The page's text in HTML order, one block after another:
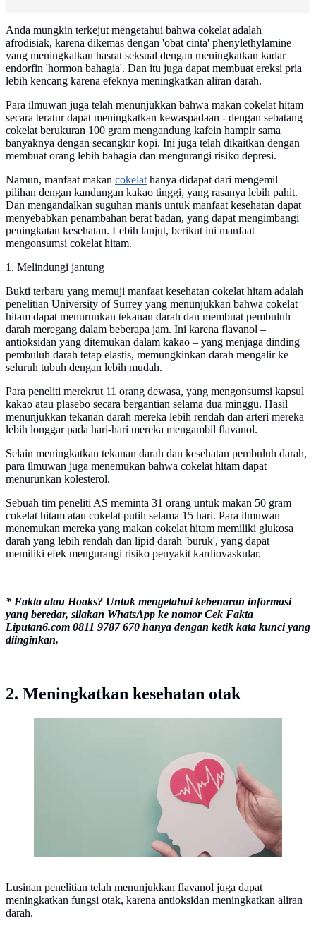
Anda mungkin terkejut mengetahui bahwa cokelat adalah
afrodisiak, karena dikemas dengan 'obat cinta' phenylethylamine
yang meningkatkan hasrat seksual dengan meningkatkan kadar
endorfin 'hormon bahagia'. Dan itu juga dapat membuat ereksi pria
lebih kencang karena efeknya meningkatkan aliran darah.
Para ilmuwan juga telah menunjukkan bahwa makan cokelat hitam
secara teratur dapat meningkatkan kewaspadaan - dengan sebatang
cokelat berukuran 100 gram mengandung kafein hampir sama
banyaknya dengan secangkir kopi. Ini juga telah dikaitkan dengan
membuat orang lebih bahagia dan mengurangi risiko depresi.
Namun, manfaat makan cokelathanya didapat dari mengemil
pilihan dengan kandungan kakao tinggi, yang rasanya lebih pahit.
Dan mengandalkan suguhan manis untuk manfaat kesehatan dapat
menyebabkan penambahan berat badan, yang dapat mengimbangi
peningkatan kesehatan. Lebih lanjut, berikut ini manfaat
mengonsumsi cokelat hitam.
1. Melindungi jantung
Bukti terbaru yang memuji manfaat kesehatan cokelat hitam adalah
penelitian University of Surrey yang menunjukkan bahwa cokelat
hitam dapat menurunkan tekanan darah dan membuat pembuluh
darah meregang dalam beberapa jam. Ini karena flavanol –
antioksidan yang ditemukan dalam kakao – yang menjaga dinding
pembuluh darah tetap elastis, memungkinkan darah mengalir ke
seluruh tubuh dengan lebih mudah.
Para peneliti merekrut 11 orang dewasa, yang mengonsumsi kapsul
kakao atau plasebo secara bergantian selama dua minggu. Hasil
menunjukkan tekanan darah mereka lebih rendah dan arteri mereka
lebih longgar pada hari-hari mereka mengambil flavanol.
Selain meningkatkan tekanan darah dan kesehatan pembuluh darah,
para ilmuwan juga menemukan bahwa cokelat hitam dapat
menurunkan kolesterol.
Sebuah tim peneliti AS meminta 31 orang untuk makan 50 gram
cokelat hitam atau cokelat putih selama 15 hari. Para ilmuwan
menemukan mereka yang makan cokelat hitam memiliki glukosa
darah yang lebih rendah dan lipid darah 'buruk', yang dapat
memiliki efek mengurangi risiko penyakit kardiovaskular.
* Fakta atau Hoaks? Untuk mengetahui kebenaran informasi
yang beredar, silakan WhatsApp ke nomor Cek Fakta
Liputan6.com 0811 9787 670 hanya dengan ketik kata kunci yang
diinginkan.
2. Meningkatkan kesehatan otak
Lusinan penelitian telah menunjukkan flavanol juga dapat
meningkatkan fungsi otak, karena antioksidan meningkatkan aliran
darah.